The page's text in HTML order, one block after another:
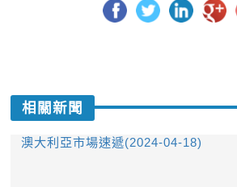
相關新聞
澳大利亞市場速遞(2024-04-18)